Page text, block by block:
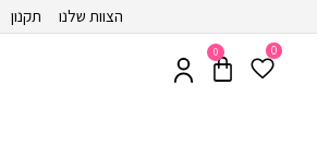
הצוות שלנו תקנון
0
0